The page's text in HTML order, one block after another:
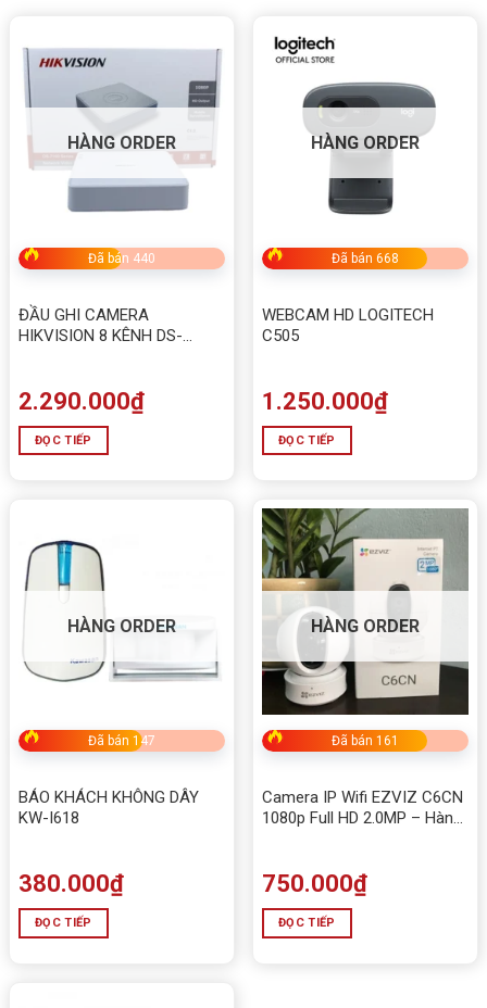
HÀNG ORDER
Đã bán 440
ĐẦU GHI CAMERA
HIKVISION 8 KÊNH DS-
2.290.000₫
ĐỌC TIẾP
HÀNG ORDER
Đã bán 668
WEBCAM HD LOGITECH
C505
1.250.000₫
ĐỌC TIẾP
HÀNG ORDER
Đã bán 147
BÁO KHÁCH KHÔNG DÂY
KW-I618
380.000₫
ĐỌC TIẾP
HÀNG ORDER
Đã bán 161
Camera IP Wifi EZVIZ C6CN
1080p Full HD 2.0MP – Hàng
750.000₫
ĐỌC TIẾP